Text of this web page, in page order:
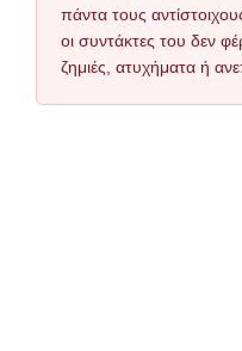
πάντα τους
οι συντάκτες του δεν
ζημιές, ατυχήματα ή